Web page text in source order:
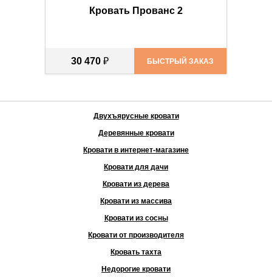
Кровать Прованс 2
30 470 ₽ БЫСТРЫЙ ЗАКАЗ
Двухъярусные кровати
Деревянные кровати
Кровати в интернет-магазине
Кровати для дачи
Кровати из дерева
Кровати из массива
Кровати из сосны
Кровати от производителя
Кровать тахта
Недорогие кровати